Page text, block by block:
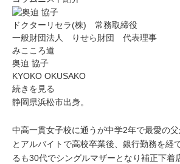
ドクターリセラ(株) 常務取締役
一般財団法人 りせら財団 代表理事
みこころ道
奥迫 協子
KYOKO OKUSAKO
続きを見る
静岡県浜松市出身。
中高一貫女子校に通うが中学2年で最愛の
とアルバイトで高校卒業後、銀行勤務を経
るも30代でシングルマザーとなり補正下着